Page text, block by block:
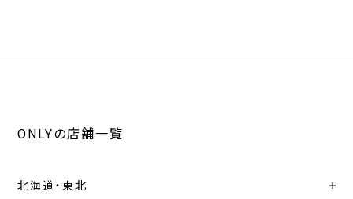
ONLYの店舗一覧
北海道・東北